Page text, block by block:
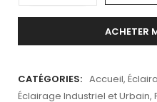
ACHETER
CATÉGORIES: Accueil,
Éclairage Industriel et Urbain,